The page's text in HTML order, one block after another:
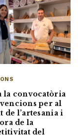
la convocatòria
per al
de l’artesania i
de la
del